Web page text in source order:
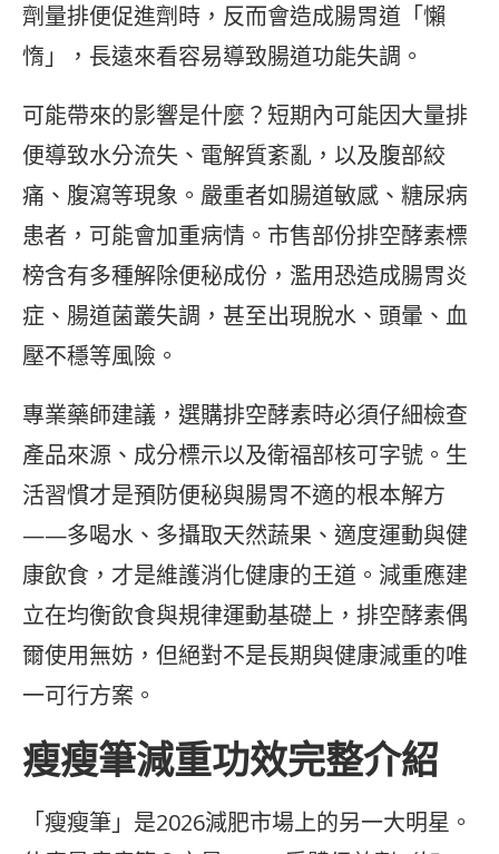
劑量排便促進劑時，反而會造成腸胃道「懶
惰」，長遠來看容易導致腸道功能失調。
可能帶來的影響是什麼？短期內可能因大量排
便導致水分流失、電解質紊亂，以及腹部絞
痛、腹瀉等現象。嚴重者如腸道敏感、糖尿病
患者，可能會加重病情。市售部份排空酵素標
榜含有多種解除便秘成份，濫用恐造成腸胃炎
症、腸道菌叢失調，甚至出現脫水、頭暈、血
壓不穩等風險。
專業藥師建議，選購排空酵素時必須仔細檢查
產品來源、成分標示以及衛福部核可字號。生
活習慣才是預防便秘與腸胃不適的根本解方
——多喝水、多攝取天然蔬果、適度運動與健
康飲食，才是維護消化健康的王道。減重應建
立在均衡飲食與規律運動基礎上，排空酵素偶
爾使用無妨，但絕對不是長期與健康減重的唯
一可行方案。
瘦瘦筆減重功效完整介紹
「瘦瘦筆」是2026減肥市場上的另一大明星。